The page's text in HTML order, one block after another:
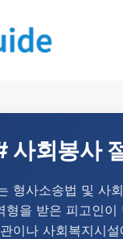
사회봉사
형사소송법 및 사
형을 받은 피고인이
이나 사회복지시